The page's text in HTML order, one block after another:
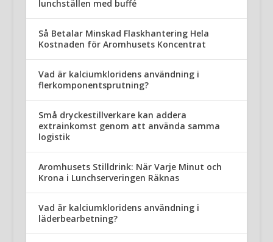
lunchställen med buffé
Så Betalar Minskad Flaskhantering Hela
Kostnaden för Aromhusets Koncentrat
Vad är kalciumkloridens användning i
flerkomponentsprutning?
Små dryckestillverkare kan addera
extrainkomst genom att använda samma
logistik
Aromhusets Stilldrink: När Varje Minut och
Krona i Lunchserveringen Räknas
Vad är kalciumkloridens användning i
läderbearbetning?